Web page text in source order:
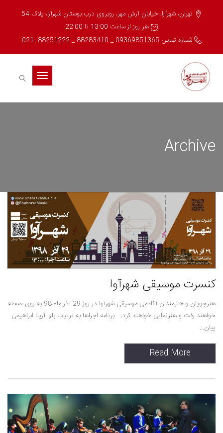
تهران، شهرآرا، خیابان آرش مهر، روبروی درب بوستان شهرآرا، پلاک 54
هر روز از ساعت 13:00 تا 22:00
شماره تماس 09369851365 _ 88283410 _ 88251222 -021
Toggle
navigation
Archive
کنسرت موسیقی شهرآوا
هنرجویان و هنرمندان آکادمی موسیقی شهرآوا در روز 29 آذر ماه 98 به روی صحنه
خواهند رفت و هنرنمایی خواهند کرد. برنامه اجراها به ترتیب بلز: آرینا ابراهیمی
پیان...
Read More